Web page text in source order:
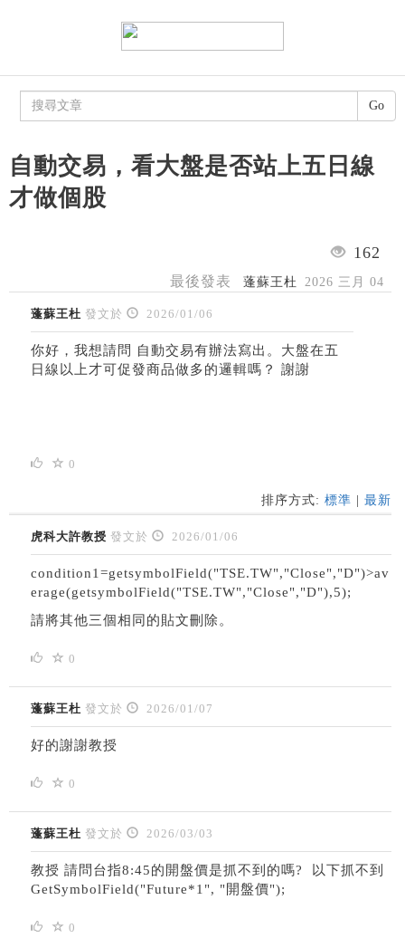
自動交易，看大盤是否站上五日線
才做個股
162
最後發表 蓬蘇王杜 2026 三月 04
蓬蘇王杜 發文於 2026/01/06
你好，我想請問 自動交易有辦法寫出。大盤在五
日線以上才可促發商品做多的邏輯嗎？ 謝謝
0
排序方式: 標準 最新
虎科大許教授 發文於 2026/01/06
condition1=getsymbolField("TSE.TW","Close","D")>av
erage(getsymbolField("TSE.TW","Close","D"),5);
請將其他三個相同的貼文刪除。
0
蓬蘇王杜 發文於 2026/01/07
好的謝謝教授
0
蓬蘇王杜 發文於 2026/03/03
教授 請問台指8:45的開盤價是抓不到的嗎? 以下抓不到
GetSymbolField("Future*1", "開盤價");
0
Go